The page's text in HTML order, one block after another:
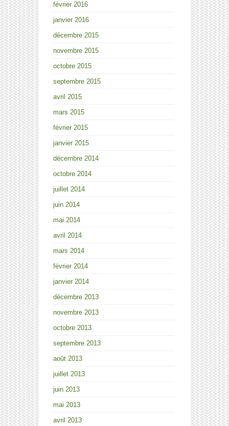
février 2016
janvier 2016
décembre 2015
novembre 2015
octobre 2015
septembre 2015
avril 2015
mars 2015
février 2015
janvier 2015
décembre 2014
octobre 2014
juillet 2014
juin 2014
mai 2014
avril 2014
mars 2014
février 2014
janvier 2014
décembre 2013
novembre 2013
octobre 2013
septembre 2013
août 2013
juillet 2013
juin 2013
mai 2013
avril 2013